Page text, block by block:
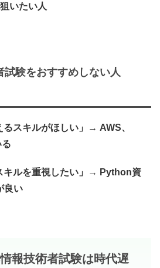
いたい人
試験をおすすめしない人
るスキルがほしい」→ AWS、
キルを重視したい」→ Python資
良い
報技術者試験は時代遅